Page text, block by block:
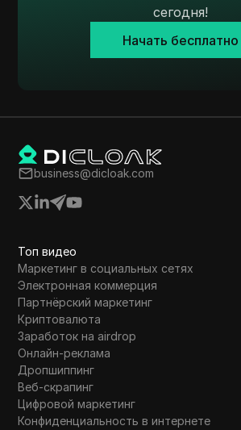
сегодня!
Начать бесплатно
business@dicloak.com
Топ видео
Маркетинг в социальных сетях
Электронная коммерция
Партнёрский маркетинг
Криптовалюта
Заработок на airdrop
Онлайн-реклама
Дропшиппинг
Веб-скрапинг
Цифровой маркетинг
Конфиденциальность в интернете